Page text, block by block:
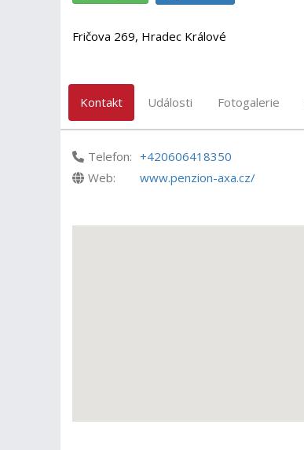
Fričova 269, Hradec Králové
Kontakt Události Fotogalerie
Telefon: +420606418350
Web:
www.penzion-axa.cz/